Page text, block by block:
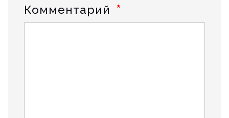
Комментарий *